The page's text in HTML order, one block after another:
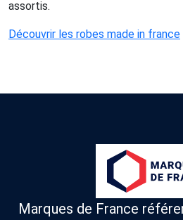
assortis.
Découvrir les robes made in france
Marques de France